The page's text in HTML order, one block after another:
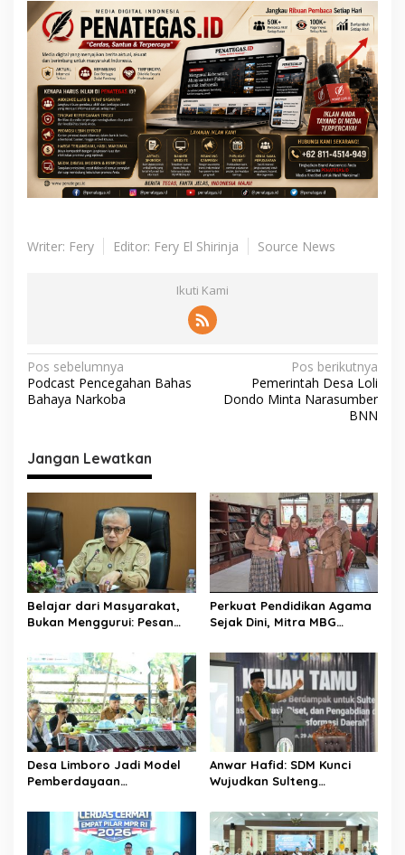
Writer: Fery Editor: Fery El Shirinja Source News
Ikuti Kami
N
a
i
g
a
s
i
p
o
s
Pos sebelumnya
Podcast Pencegahan Bahas
Bahaya Narkoba
Pos berikutnya
Pemerintah Desa Loli
Dondo Minta Narasumber
BNN
Jangan Lewatkan
Belajar dari Masyarakat,
Bukan Menggurui: Pesan
Mahasiswa KKN
Perkuat Pendidikan Agama
Sejak Dini, Mitra MBG
Banawa
Desa Limboro Jadi Model
Pemberdayaan
Untad Perkuat Sinergi
dengan Pemkab Donggala
Anwar Hafid: SDM Kunci
Wujudkan Sulteng
Jadi Motor Riset dan Solusi
Daerah